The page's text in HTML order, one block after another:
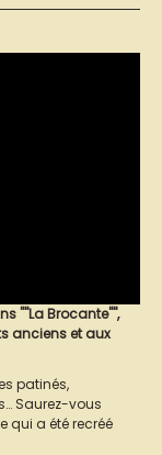
""La Brocante"",
anciens et aux
patinés,
Saurez-vous
qui a été recréé